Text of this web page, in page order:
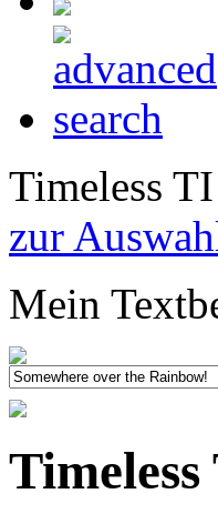
Timeless
zur
Mein